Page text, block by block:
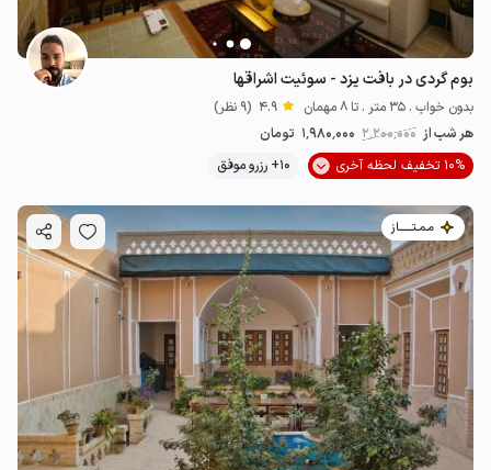
بوم گردی در بافت یزد - سوئیت اشراقها
بدون خواب . 35 متر . تا 8 مهمان 4.9 (9 نظر)
هر شب از 2٬200٬000 1٬980٬000 تومان
10% تخفیف لحظه آخری
10+ رزرو موفق
مـمـتــــــاز